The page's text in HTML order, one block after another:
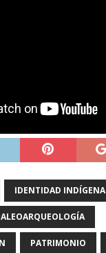
IDENTIDAD INDÍGENA
PATRIMONIO